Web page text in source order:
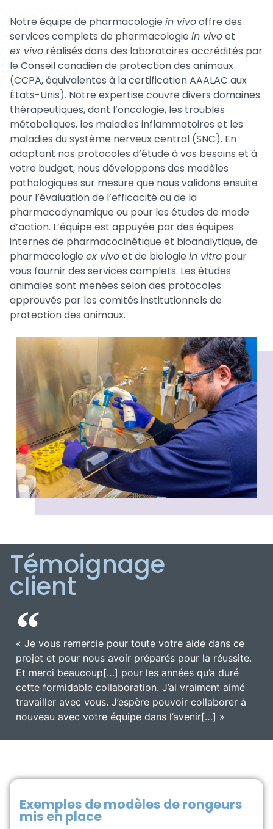
Notre équipe de pharmacologie in vivooffre des
services complets de pharmacologie in vivoet
ex vivo réalisés dans des laboratoires accrédités par
le Conseil canadien de protection des animaux
(CCPA, équivalentes à la certification AAALAC aux
États-Unis). Notre expertise couvre divers domaines
thérapeutiques, dont l’oncologie, les troubles
métaboliques, les maladies inflammatoires et les
maladies du système nerveux central (SNC). En
adaptant nos protocoles d’étude à vos besoins et à
votre budget, nous développons des modèles
pathologiques sur mesure que nous validons ensuite
pour l’évaluation de l’efficacité ou de la
pharmacodynamique ou pour les études de mode
d’action. L’équipe est appuyée par des équipes
internes de pharmacocinétique et bioanalytique, de
pharmacologie ex vivoet de biologie in vitro pour
vous fournir des services complets. Les études
animales sont menées selon des protocoles
approuvés par les comités institutionnels de
protection des animaux.
Témoignage
client
« Je vous remercie pour toute votre aide dans ce
projet et pour nous avoir préparés pour la réussite.
Et merci beaucoup[…] pour les années qu’a duré
cette formidable collaboration. J’ai vraiment aimé
travailler avec vous. J’espère pouvoir collaborer à
nouveau avec votre équipe dans l’avenir[…] »
Exemples de modèles de rongeurs
mis en place